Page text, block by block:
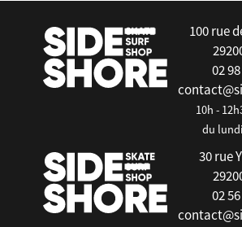
100 rue
02
10h -
du
30 rue
02